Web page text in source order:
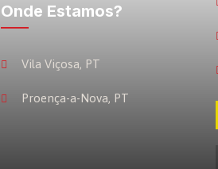
Onde Estamos?
Vila Viçosa, PT
Proença-a-Nova, PT